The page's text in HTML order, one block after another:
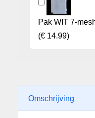
Pak WIT 7-
(€ 14.99)
Omschrijving